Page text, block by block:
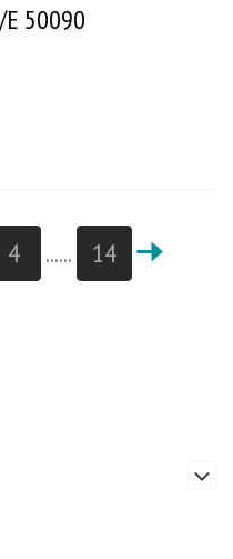
E 50090
4 ...... 14